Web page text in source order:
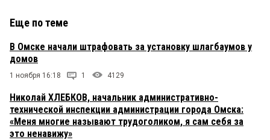
Еще по теме
В Омске начали штрафовать за установку шлагбаумов у
домов
1 ноября 16:18 1 4129
Николай ХЛЕБКОВ, начальник административно-
технической инспекции администрации города Омска:
«Меня многие называют трудоголиком, я сам себя за
это ненавижу»